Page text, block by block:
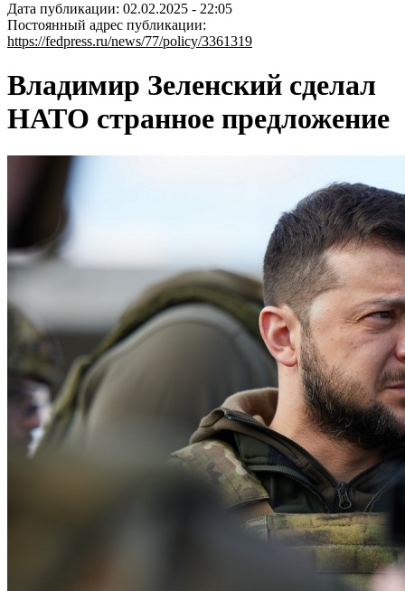
Дата публикации: 02.02.2025 - 22:05
Постоянный адрес публикации:
https://fedpress.ru/news/77/policy/3361319
Владимир Зеленский сделал
НАТО странное предложение